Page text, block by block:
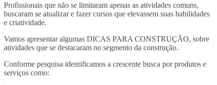
Profissionais que não se limitaram apenas as atividades comuns,
buscaram se atualizar e fazer cursos que elevassem suas habilidades
e criatividade.
Vamos apresentar algumas DICAS PARA CONSTRUÇÃO, sobre
atividades que se destacaram no segmento da construção.
Conforme pesquisa identificamos a crescente busca por produtos e
serviços como: